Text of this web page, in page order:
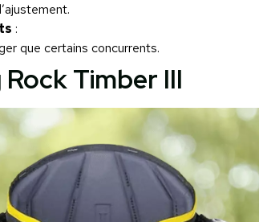
:
que certains concurrents.
Timber III